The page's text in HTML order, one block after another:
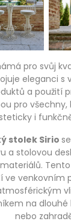
pro svůj
eleganci s
a použití
pro
i
stolek Sirio
a stolovou
ve venkovním
na
nebo